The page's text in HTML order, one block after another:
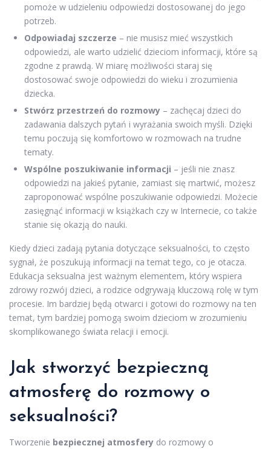
pomoże w udzieleniu odpowiedzi dostosowanej do jego
potrzeb.
Odpowiadaj szczerze – nie musisz mieć wszystkich
odpowiedzi, ale warto udzielić dzieciom informacji, które są
zgodne z prawdą. W miarę możliwości staraj się
dostosować swoje odpowiedzi do wieku i zrozumienia
dziecka.
Stwórz przestrzeń do rozmowy – zachęcaj dzieci do
zadawania dalszych pytań i wyrażania swoich myśli. Dzięki
temu poczują się komfortowo w rozmowach na trudne
tematy.
Wspólne poszukiwanie informacji – jeśli nie znasz
odpowiedzi na jakieś pytanie, zamiast się martwić, możesz
zaproponować wspólne poszukiwanie odpowiedzi. Możecie
zasięgnąć informacji w książkach czy w Internecie, co także
stanie się okazją do nauki.
Kiedy dzieci zadają pytania dotyczące seksualności, to często
sygnał, że poszukują informacji na temat tego, co je otacza.
Edukacja seksualna jest ważnym elementem, który wspiera
zdrowy rozwój dzieci, a rodzice odgrywają kluczową rolę w tym
procesie. Im bardziej będą otwarci i gotowi do rozmowy na ten
temat, tym bardziej pomogą swoim dzieciom w zrozumieniu
skomplikowanego świata relacji i emocji.
Jak stworzyć bezpieczną
atmosferę do rozmowy o
seksualności?
Tworzenie bezpiecznej atmosfery do rozmowy o